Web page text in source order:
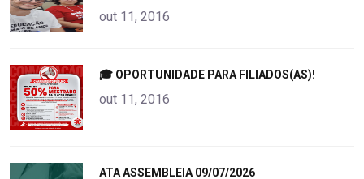
out 11, 2016
alt="product">
🎓 OPORTUNIDADE PARA FILIADOS(AS)!
out 11, 2016
ATA ASSEMBLEIA 09/07/2026